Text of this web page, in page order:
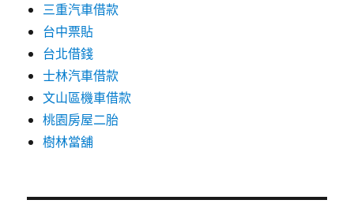
三重汽車借款
台中票貼
台北借錢
士林汽車借款
文山區機車借款
桃園房屋二胎
樹林當舖